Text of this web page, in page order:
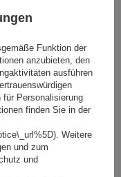
Funktion der
anzubieten, den
ausführen
Personalisierung
finden Sie in der
Weitere
und zum
und